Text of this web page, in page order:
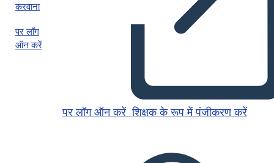
करवाना
पर लॉग
ऑन करें
पर लॉग ऑन करें शिक्षक के रूप में पंजीकरण करें